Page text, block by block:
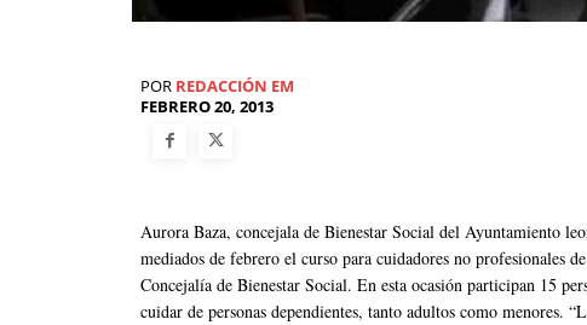
POR REDACCIÓN EM
FEBRERO 20, 2013
Aurora Baza, concejala de Bienestar Social del Ayuntamiento
mediados de febrero el curso para cuidadores no profesionales
Concejalía de Bienestar Social. En esta ocasión participan 15
cuidar de personas dependientes, tanto adultos como menores.